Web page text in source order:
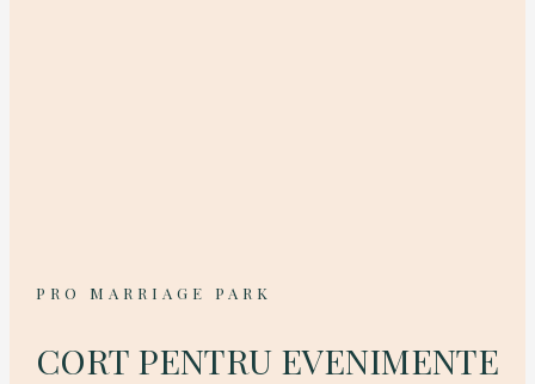
PRO MARRIAGE PARK
CORT PENTRU EVENIMENTE